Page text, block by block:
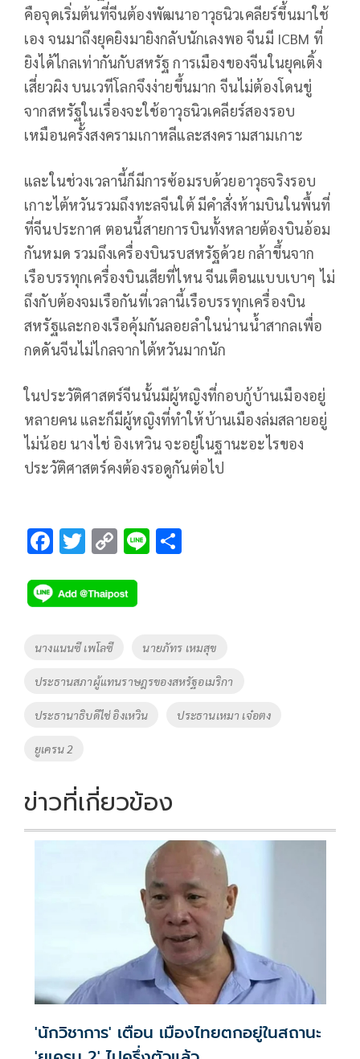
คือจุดเริ่มต้นที่จีนต้องพัฒนาอาวุธนิวเคลียร์ขึ้นมาใช้
เอง จนมาถึงยุคยิงมายิงกลับนักเลงพอ จีนมี ICBM ที่
ยิงได้ไกลเท่ากันกับสหรัฐ การเมืองของจีนในยุคเติ้ง
เสี่ยวผิง บนเวทีโลกจึงง่ายขึ้นมาก จีนไม่ต้องโดนขู่
จากสหรัฐในเรื่องจะใช้อาวุธนิวเคลียร์สองรอบ
เหมือนครั้งสงครามเกาหลีและสงครามสามเกาะ
และในช่วงเวลานี้ก็มีการซ้อมรบด้วยอาวุธจริงรอบ
เกาะไต้หวันรวมถึงทะลจีนใต้ มีคำสั่งห้ามบินในพื้นที่
ที่จีนประกาศ ตอนนี้สายการบินทั้งหลายต้องบินอ้อม
กันหมด รวมถึงเครื่องบินรบสหรัฐด้วย กล้าขึ้นจาก
เรือบรรทุกเครื่องบินเสียที่ไหน จีนเตือนแบบเบาๆ ไม่
ถึงกับต้องจมเรือกันที่เวลานี้เรือบรรทุกเครื่องบิน
สหรัฐและกองเรือคุ้มกันลอยลำในน่านน้ำสากลเพื่อ
กดดันจีนไม่ไกลจากไต้หวันมากนัก
ในประวัติศาสตร์จีนนั้นมีผู้หญิงที่กอบกู้บ้านเมืองอยู่
หลายคน และก็มีผู้หญิงที่ทำให้บ้านเมืองล่มสลายอยู่
ไม่น้อย นางไช่ อิงเหวิน จะอยู่ในฐานะอะไรของ
ประวัติศาสตร์คงต้องรอดูกันต่อไป
F
e
b
o
k
T
tt
er
C
p
y
k
Li
Tags
นางแนนซี เพโลซี นายภัทร เหมสุข
ประธานสภาผู้แทนราษฎรของสหรัฐอเมริกา
ประธานาธิบดีไช่ อิงเหวิน ประธานเหมา เจ๋อตง
ยูเครน 2
ข่าวที่เกี่ยวข้อง
'นักวิชาการ' เตือน เมืองไทยตกอยู่ในสถานะ